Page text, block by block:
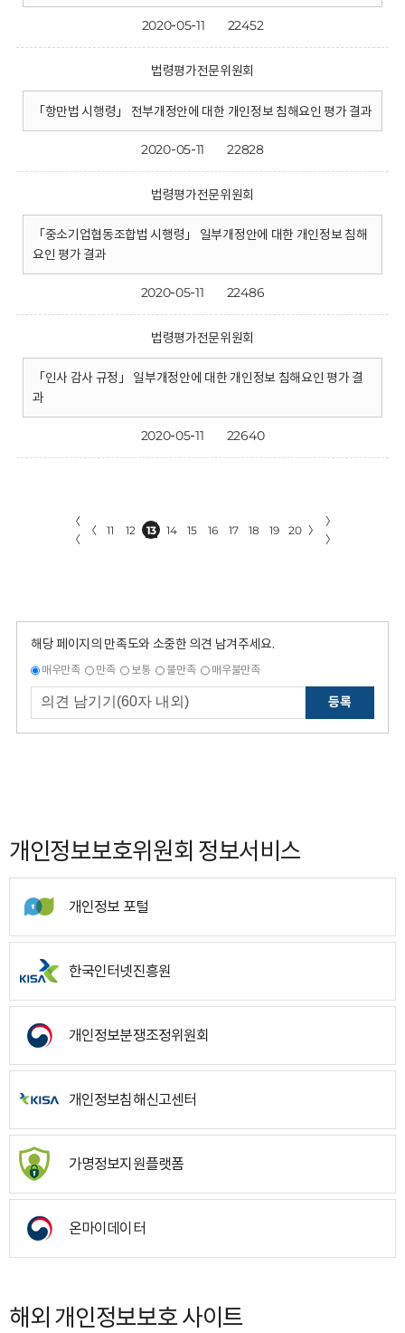
2020-05-11 22452
법령평가전문위원회
「항만법 시행령」 전부개정안에 대한 개인정보 침해요인 평가 결과
2020-05-11 22828
법령평가전문위원회
「중소기업협동조합법 시행령」 일부개정안에 대한 개인정보 침해
요인 평가 결과
2020-05-11 22486
법령평가전문위원회
「인사 감사 규정」 일부개정안에 대한 개인정보 침해요인 평가 결
과
2020-05-11 22640
〈
〈
〈 11 12 13 14 15 16 17 18 19 20 〉
〉
〉
해당 페이지의 만족도와 소중한 의견 남겨주세요.
매우만족 만족 보통 불만족 매우불만족
등록
개인정보보호위원회 정보서비스
개인정보 포털
한국인터넷진흥원
개인정보분쟁조정위원회
개인정보침해신고센터
가명정보지원플랫폼
온마이데이터
해외 개인정보보호 사이트